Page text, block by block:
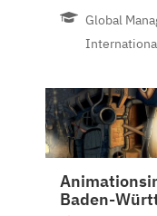
Global
Baden-